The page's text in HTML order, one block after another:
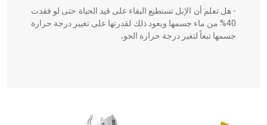
- هل تعلم أن الإبل تستطيع البقاء على قيد الحياة حتى لو فقدت
40% من ماء جسمها ويعود ذلك لقدرتها على تغيير درجة حرارة
جسمها تبعاً لتغير درجة حرارة الجو،
الحكم، الأدلة، تنظيم التغذية، ورسالته في جروح الرأس. ويعود